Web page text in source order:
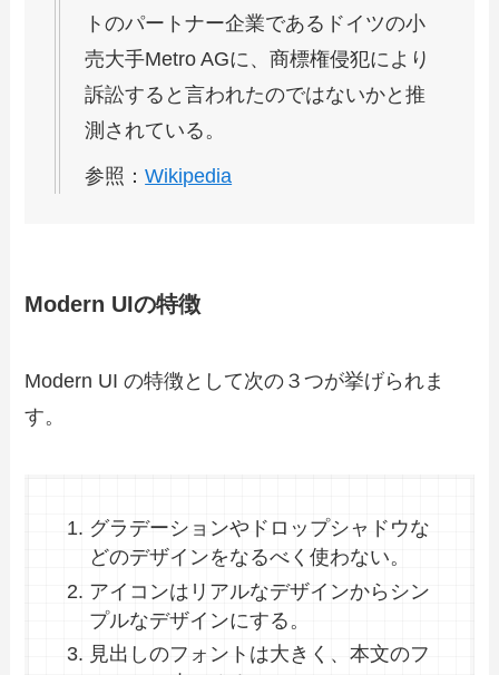
トのパートナー企業であるドイツの小
売大手Metro AGに、商標権侵犯により
訴訟すると言われたのではないかと推
測されている。
参照：Wikipedia
Modern UIの特徴
Modern UI の特徴として次の３つが挙げられま
す。
グラデーションやドロップシャドウな
どのデザインをなるべく使わない。
アイコンはリアルなデザインからシン
プルなデザインにする。
見出しのフォントは大きく、本文のフ